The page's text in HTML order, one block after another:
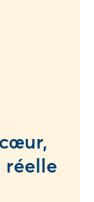
réelle